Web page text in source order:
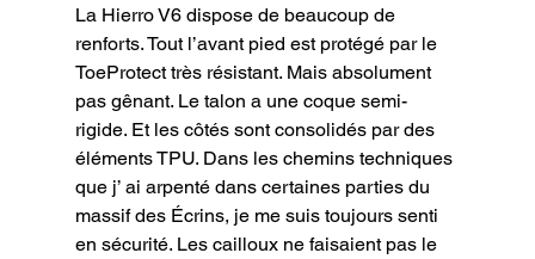
La Hierro V6 dispose de beaucoup de
renforts. Tout l’avant pied est protégé par le
ToeProtect très résistant. Mais absolument
pas gênant. Le talon a une coque semi-
rigide. Et les côtés sont consolidés par des
éléments TPU. Dans les chemins techniques
que j’ ai arpenté dans certaines parties du
massif des Écrins, je me suis toujours senti
en sécurité. Les cailloux ne faisaient pas le